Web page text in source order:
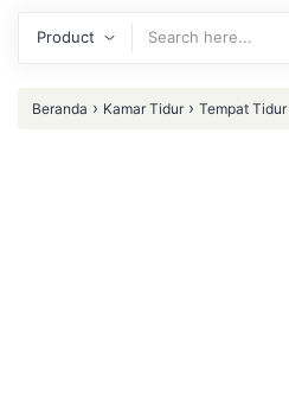
Beranda › Kamar Tidur › Tempat Tidur